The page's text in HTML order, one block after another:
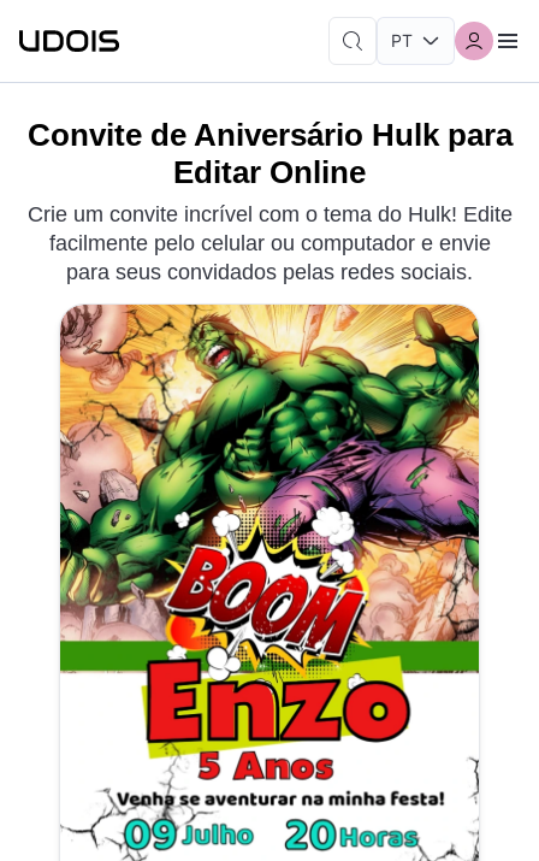
Convite de Aniversário Hulk para
Editar Online
Crie um convite incrível com o tema do Hulk! Edite
facilmente pelo celular ou computador e envie
para seus convidados pelas redes sociais.